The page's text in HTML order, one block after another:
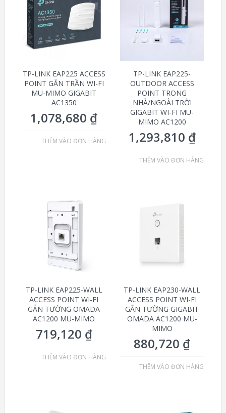
TP-LINK EAP225 ACCESS
POINT GẮN TRẦN WI-FI
MU-MIMO GIGABIT
AC1350
1,078,680 ₫
THÊM VÀO ĐƠN HÀNG
TP-LINK EAP225-
OUTDOOR ACCESS
POINT TRONG
NHÀ/NGOÀI TRỜI
GIGABIT WI-FI MU-
MIMO AC1200
1,293,810 ₫
THÊM VÀO ĐƠN HÀNG
TP-LINK EAP225-WALL
ACCESS POINT WI-FI
GẮN TƯỜNG OMADA
AC1200 MU-MIMO
719,120 ₫
THÊM VÀO ĐƠN HÀNG
TP-LINK EAP230-WALL
ACCESS POINT WI-FI
GẮN TƯỜNG GIGABIT
OMADA AC1200 MU-
MIMO
880,720 ₫
THÊM VÀO ĐƠN HÀNG